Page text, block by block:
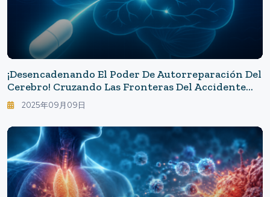
¡Desencadenando El Poder De Autorreparación Del
Cerebro! Cruzando Las Fronteras Del Accidente
Cerebrovascular Y La Lesión Cerebral Traumática
— Transformando El Período De Recuperación
Con Medicamentos
2025年09月09日